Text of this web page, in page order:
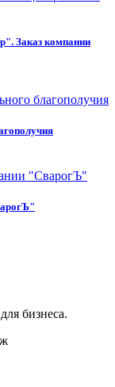
Заказ компании
бизнеса.